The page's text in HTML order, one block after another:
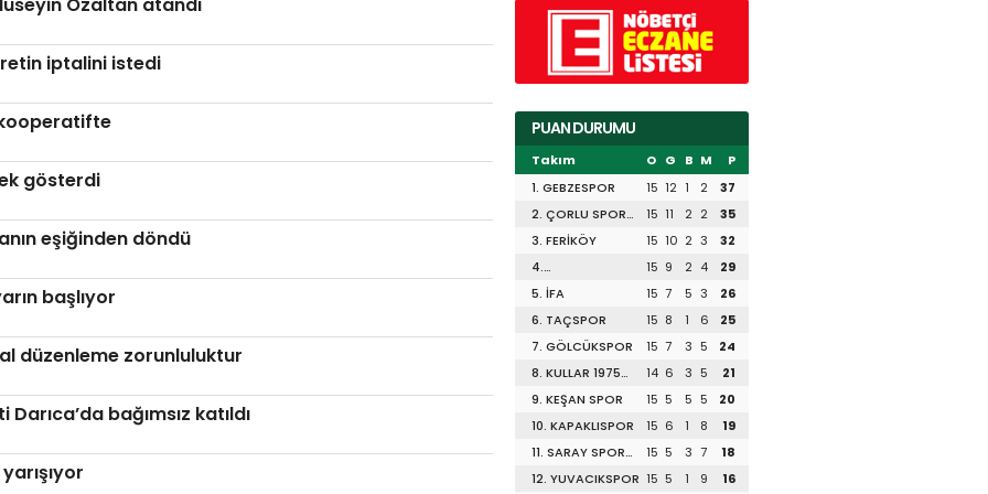
iptalini istedi
gösterdi
eşiğinden döndü
başlıyor
düzenleme zorunluluktur
bağımsız katıldı
PUAN DURUMU
Takım O G B M
P
1. GEBZESPOR
15 12 1 2
37
2. ÇORLU SPOR
15 11 2 2
35
3. FERİKÖY
15 10 2 3
32
4.
DİLİSKELESİSPOR
15 9 2 4
29
5. İFA
15 7 5 3
26
6. TAÇSPOR
15 8 1 6
25
7. GÖLCÜKSPOR
15 7 3 5
24
8. KULLAR 1975
14 6 3 5
21
9. KEŞAN SPOR
15 5 5 5
20
10. KAPAKLISPOR
15 6 1 8
19
11. SARAY SPOR
15 5 3 7
18
12. YUVACIKSPOR 15 5 1 9 16